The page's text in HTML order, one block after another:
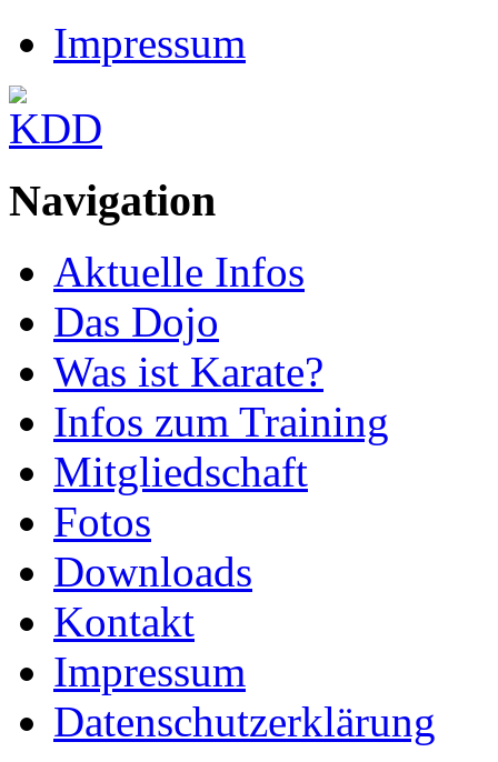
Impressum
Navigation
Aktuelle Infos
Das Dojo
Was ist Karate?
Infos zum Training
Mitgliedschaft
Fotos
Downloads
Kontakt
Impressum
Datenschutzerklärung